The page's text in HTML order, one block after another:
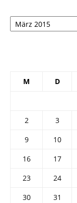
Архив
M D
2
3
9
10
16
17
23
24
30
31